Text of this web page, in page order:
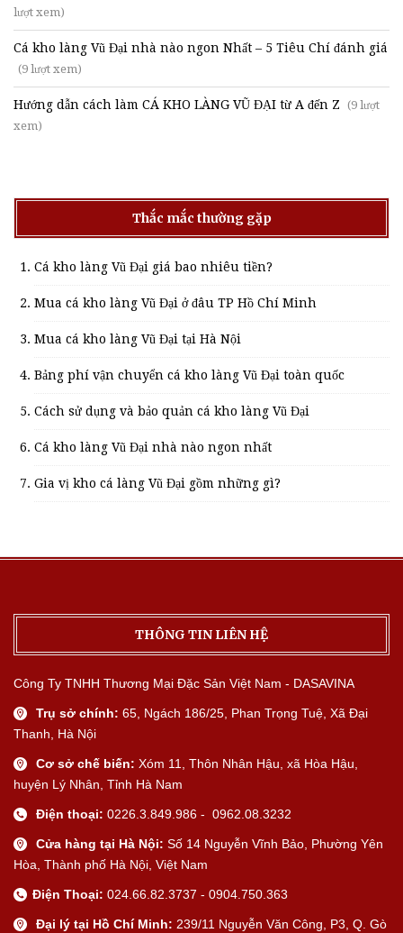
lượt xem)
Cá kho làng Vũ Đại nhà nào ngon Nhất – 5 Tiêu Chí đánh giá
(9 lượt xem)
Hướng dẫn cách làm CÁ KHO LÀNG VŨ ĐẠI từ A đến Z (9 lượt
xem)
Thắc mắc thường gặp
Cá kho làng Vũ Đại giá bao nhiêu tiền?
Mua cá kho làng Vũ Đại ở đâu TP Hồ Chí Minh
Mua cá kho làng Vũ Đại tại Hà Nội
Bảng phí vận chuyển cá kho làng Vũ Đại toàn quốc
Cách sử dụng và bảo quản cá kho làng Vũ Đại
Cá kho làng Vũ Đại nhà nào ngon nhất
Gia vị kho cá làng Vũ Đại gồm những gì?
THÔNG TIN LIÊN HỆ
Công Ty TNHH Thương Mại Đặc Sản Việt Nam - DASAVINA
Trụ sở chính: 65, Ngách 186/25, Phan Trọng Tuệ, Xã Đại
Thanh, Hà Nội
Cơ sở chế biến: Xóm 11, Thôn Nhân Hậu, xã Hòa Hậu,
huyện Lý Nhân, Tỉnh Hà Nam
Điện thoại: 0226.3.849.986 - 0962.08.3232
Cửa hàng tại Hà Nội: Số 14 Nguyễn Vĩnh Bảo, Phường Yên
Hòa, Thành phố Hà Nội, Việt Nam
Điện Thoại: 024.66.82.3737 - 0904.750.363
Đại lý tại Hồ Chí Minh: 239/11 Nguyễn Văn Công, P3, Q. Gò